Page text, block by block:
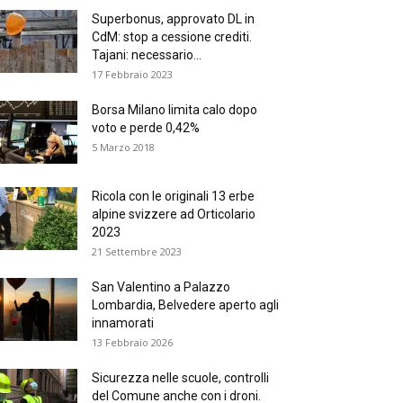
Superbonus, approvato DL in
CdM: stop a cessione crediti.
Tajani: necessario...
17 Febbraio 2023
Borsa Milano limita calo dopo
voto e perde 0,42%
5 Marzo 2018
Ricola con le originali 13 erbe
alpine svizzere ad Orticolario
2023
21 Settembre 2023
San Valentino a Palazzo
Lombardia, Belvedere aperto agli
innamorati
13 Febbraio 2026
Sicurezza nelle scuole, controlli
del Comune anche con i droni.